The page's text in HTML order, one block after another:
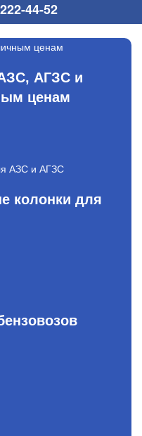
44-52
АГЗС и
ценам
колонки для